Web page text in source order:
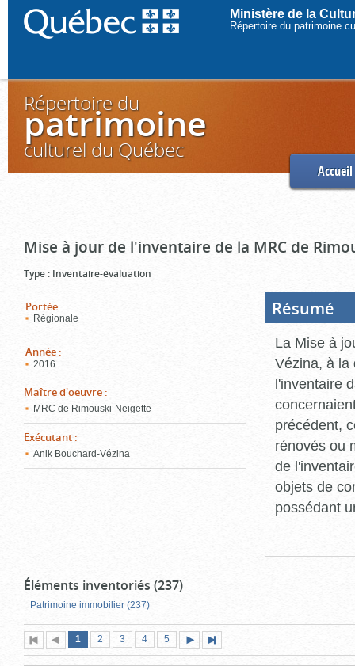
Ministère de la
Répertoire du patrimoine
Répertoire du
patrimoine
culturel du Québec
Accueil
Mise à jour de l'inventaire de la MRC de
Type : Inventaire-évaluation
Portée :
Régionale
Année :
2016
Maître d'oeuvre :
MRC de Rimouski-Neigette
Exécutant :
Anik Bouchard-Vézina
Résumé
La Mise à
Vézina, à la
l'inventaire
précédent,
rénovés ou
de
objets de
possédant
Éléments inventoriés (237)
Patrimoine immobilier (237)
Première
page
Page
précédente
Page
1 (page
actuelle)
Page
2 Page
3 Page
4 Page
5
suivante
page